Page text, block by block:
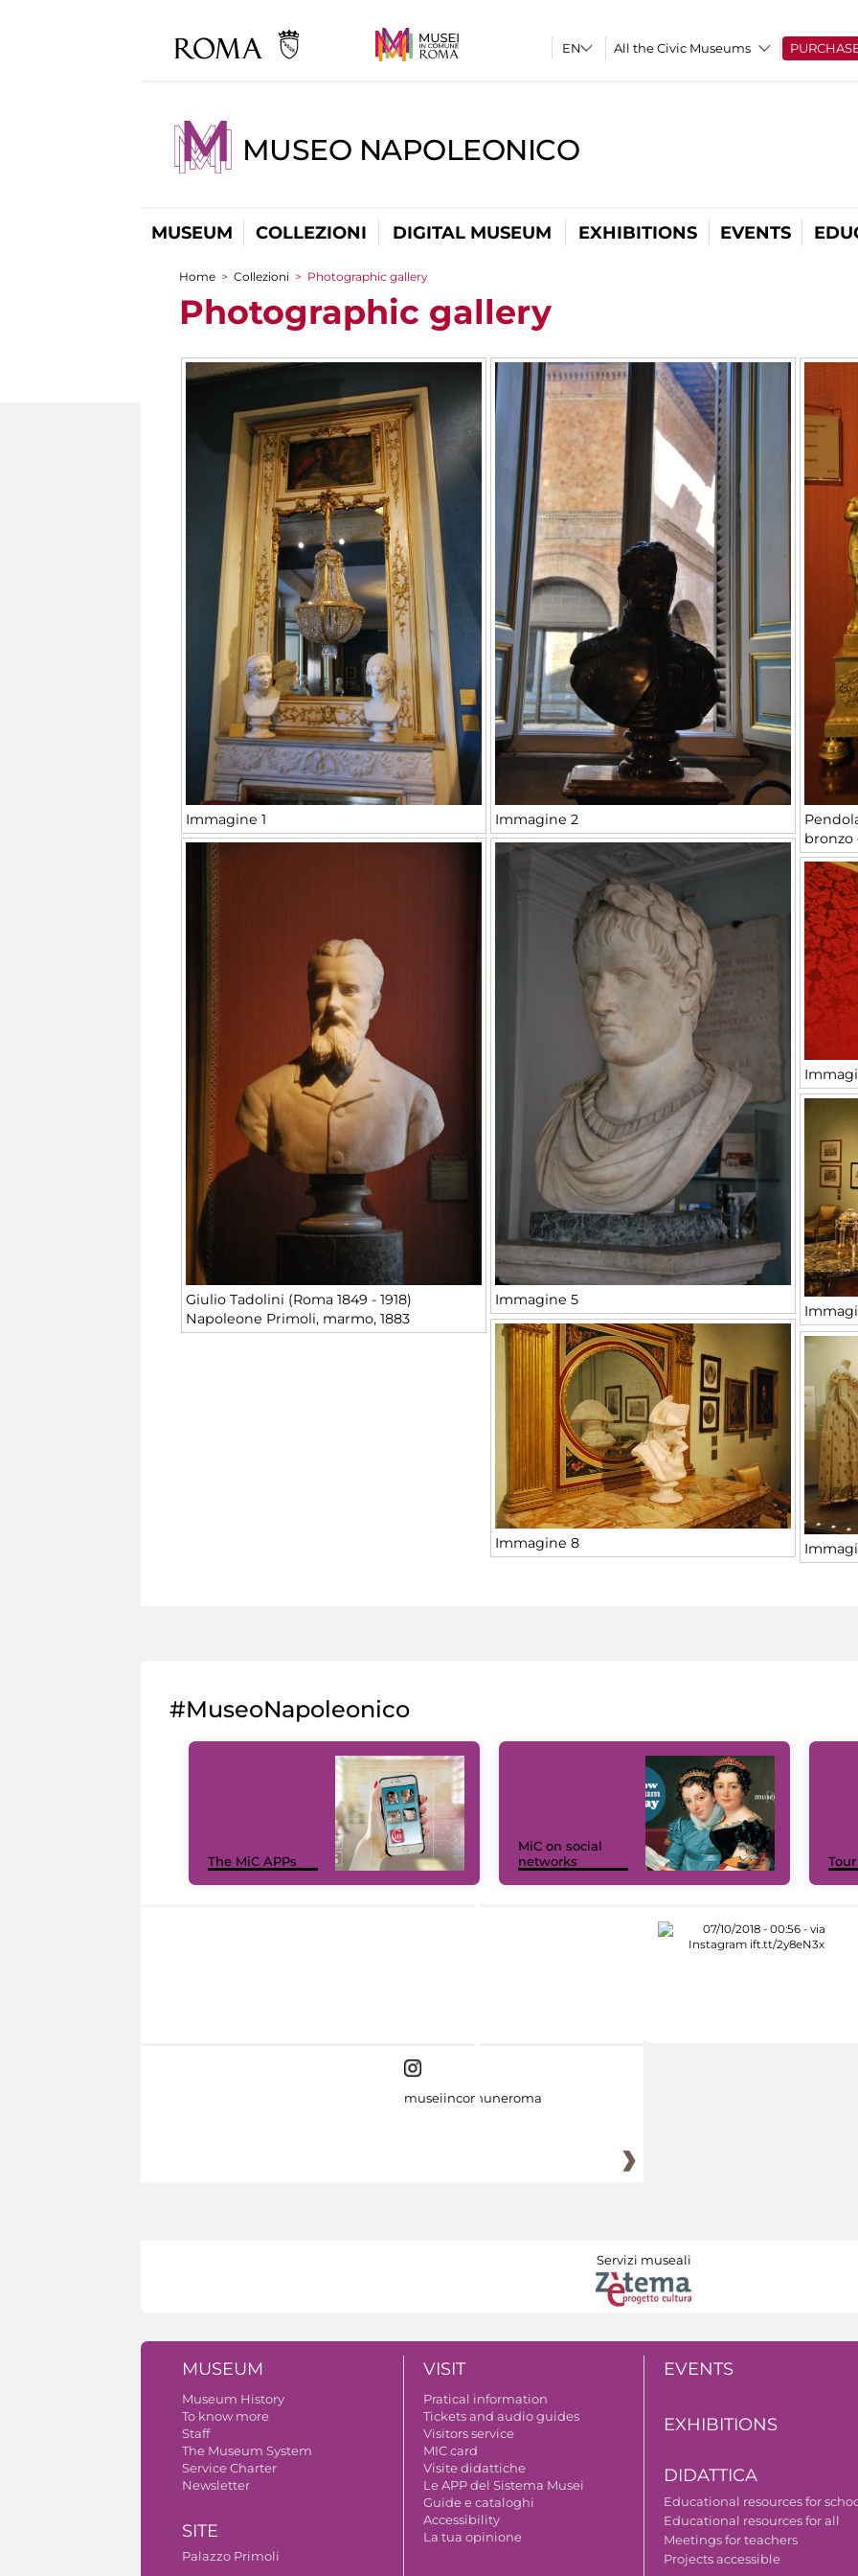
All the Civic Museums
MUSEO NAPOLEONICO
MUSEUM COLLEZIONI DIGITAL MUSEUM EXHIBITIONS EVENTS
You are here
Home > Collezioni > Photographic gallery
Photographic gallery
Immagine 1 Immagine 2
bronzo
Giulio Tadolini (Roma 1849 - 1918)
Napoleone Primoli, marmo, 1883
Immagine 5
Immagine 8
#MuseoNapoleonico
The MiC APPs
MiC on social
networks
museiincomuneroma
Servizi museali
MUSEUM
Museum History
To know more
Staff
The Museum System
Service Charter
Newsletter
SITE
Palazzo Primoli
VISIT
Pratical information
Tickets and audio guides
Visitors service
MIC card
Visite didattiche
Le APP del Sistema Musei
Guide e cataloghi
Accessibility
La tua opinione
EVENTS
EXHIBITIONS
DIDATTICA
Educational resources for
Educational resources for all
Meetings for teachers
Projects accessible